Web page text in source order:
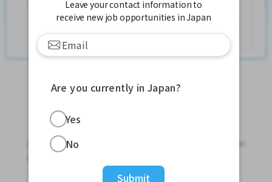
Postou 2 semanas atrás
Jobs For Foreigners In Japan
Apply for Part-Time Jobs, Full-Time Jobs and Tokutei
Leave your contact information to
receive new job opportunities in Japan
Are you currently in Japan?
Yes
No
Submit